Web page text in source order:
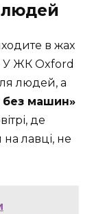
людей
в жах
У ЖК Oxford
людей, а
без машин»
де
лавці, не